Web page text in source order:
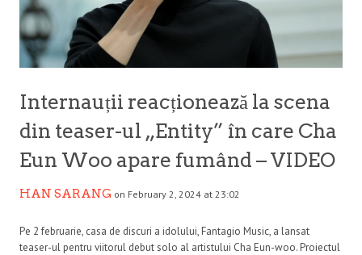
Internauții reacționează la scena
din teaser-ul „Entity” în care Cha
Eun Woo apare fumând – VIDEO
HAN SARANG on February 2, 2024 at 23:02
Pe 2 februarie, casa de discuri a idolului, Fantagio Music, a lansat
teaser-ul pentru viitorul debut solo al artistului Cha Eun-woo. Proiectul